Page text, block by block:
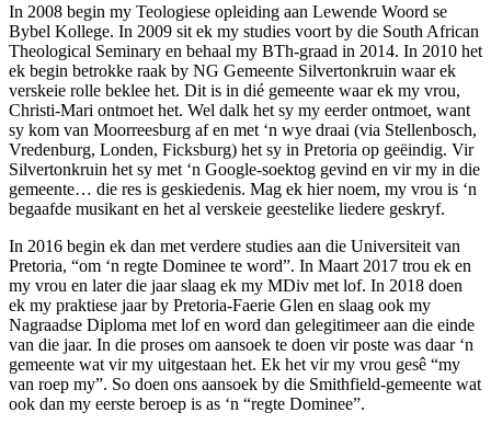
In 2008 begin my Teologiese opleiding aan Lewende Woord se
Bybel Kollege. In 2009 sit ek my studies voort by die South African
Theological Seminary en behaal my BTh-graad in 2014. In 2010 het
ek begin betrokke raak by NG Gemeente Silvertonkruin waar ek
verskeie rolle beklee het. Dit is in dié gemeente waar ek my vrou,
Christi-Mari ontmoet het. Wel dalk het sy my eerder ontmoet, want
sy kom van Moorreesburg af en met ‘n wye draai (via Stellenbosch,
Vredenburg, Londen, Ficksburg) het sy in Pretoria op geëindig. Vir
Silvertonkruin het sy met ‘n Google-soektog gevind en vir my in die
gemeente… die res is geskiedenis. Mag ek hier noem, my vrou is ‘n
begaafde musikant en het al verskeie geestelike liedere geskryf.
In 2016 begin ek dan met verdere studies aan die Universiteit van
Pretoria, “om ‘n regte Dominee te word”. In Maart 2017 trou ek en
my vrou en later die jaar slaag ek my MDiv met lof. In 2018 doen
ek my praktiese jaar by Pretoria-Faerie Glen en slaag ook my
Nagraadse Diploma met lof en word dan gelegitimeer aan die einde
van die jaar. In die proses om aansoek te doen vir poste was daar ‘n
gemeente wat vir my uitgestaan het. Ek het vir my vrou gesê “my
van roep my”. So doen ons aansoek by die Smithfield-gemeente wat
ook dan my eerste beroep is as ‘n “regte Dominee”.